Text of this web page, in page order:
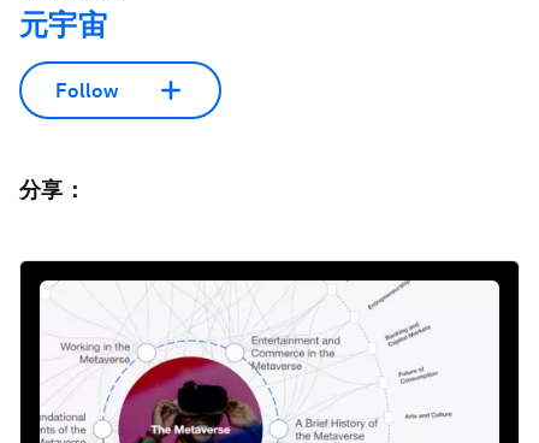
元宇宙
Follow
分享：